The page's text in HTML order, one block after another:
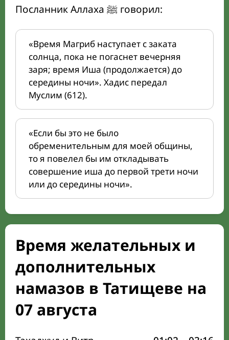
Посланник Аллаха ﷺ говорил:
«Время Магриб наступает с заката
солнца, пока не погаснет вечерняя
заря; время Иша (продолжается) до
середины ночи». Хадис передал
Муслим (612).
«Если бы это не было
обременительным для моей общины,
то я повелел бы им откладывать
совершение иша до первой трети ночи
или до середины ночи».
Время желательных и
дополнительных
намазов в Татищеве на
07 августа